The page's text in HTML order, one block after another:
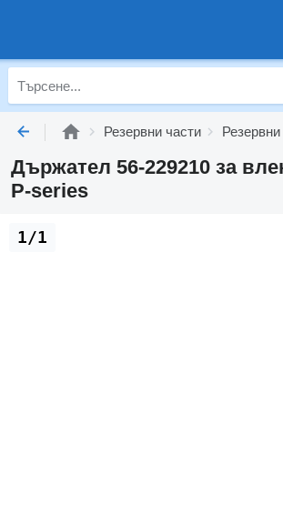
Резервни части
Държател 56-229210 за
P-series
1/1